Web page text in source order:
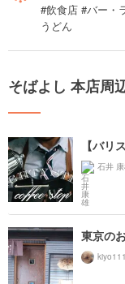
#飲食店 #バー・
うどん
そばよし 本店周
【バ
石井
東京の